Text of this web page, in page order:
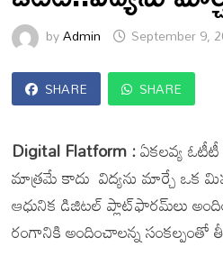
byAdmin September 9,
SHARE SHARE
Digital Flatform :ఏకలవ్య
మాత్రమే కాదు విద్యను మార్చే ఒక
ఆధునిక డిజిటల్ ప్లాట్‌ఫారమ్‌లు
రంగానికి అందించాలన్న సంకల్పంతో